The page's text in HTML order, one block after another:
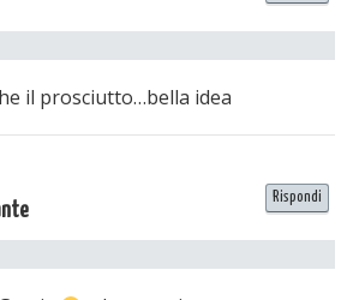
il prosciutto…bella idea
Rispondi